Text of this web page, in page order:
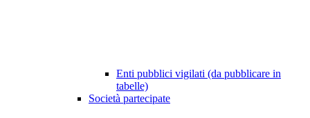
Enti pubblici vigilati (da pubblicare in
tabelle)
Società partecipate